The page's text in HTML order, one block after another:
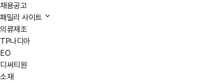
채용공고
패밀리 사이트
의류제조
TP나디아
EO
디써티원
소재